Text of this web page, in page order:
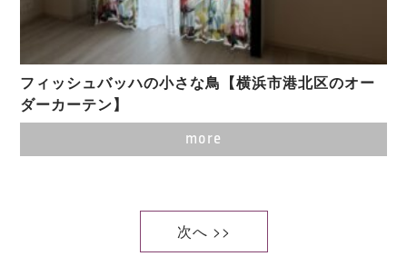
フィッシュバッハの小さな鳥【横浜市港北区のオー
ダーカーテン】
more
次へ >>